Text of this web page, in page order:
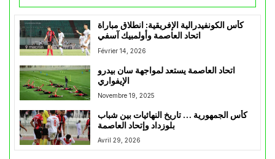
كأس الكونفيدرالية الإفريقية: انطلاق مباراة
اتحاد العاصمة وأولمبيك آسفي
Février 14, 2026
اتحاد العاصمة يستعد لمواجهة سان بيدرو
الإيفواري
Novembre 19, 2025
كأس الجمهورية … تاريخ النهائيات بين شباب
بلوزداد وإتحاد العاصمة
Avril 29, 2026